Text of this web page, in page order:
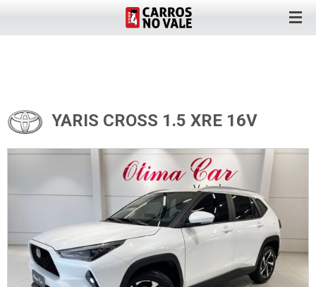
YARIS CROSS 1.5 XRE 16V